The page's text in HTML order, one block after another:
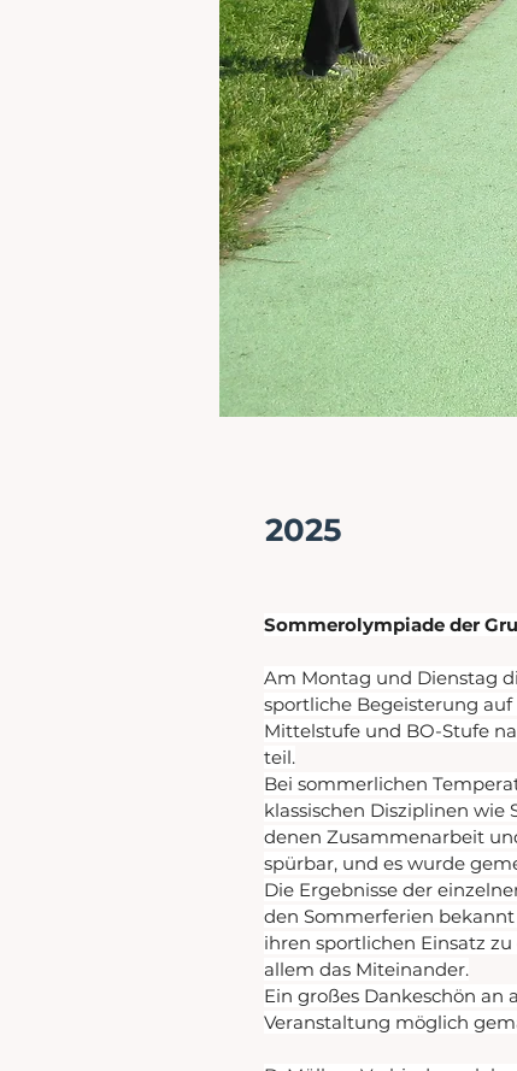
2025
Sommerolympiade der
Am Montag und Dienstag
sportliche Begeisterung
Mittelstufe und BO-Stufe
teil.
Bei sommerlichen
klassischen Disziplinen
denen Zusammenarbeit
spürbar, und es wurde
Die Ergebnisse der
den Sommerferien
ihren sportlichen Einsatz
allem das Miteinander.
Ein großes Dankeschön
Veranstaltung möglich